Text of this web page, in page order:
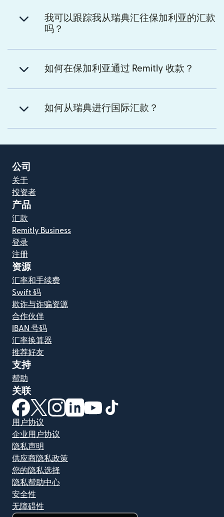
我可以跟踪我从瑞典汇往保加利亚的汇款
吗？
如何在保加利亚通过 Remitly 收款？
如何从瑞典进行国际汇款？
公司
关于
投资者
产品
汇款
Remitly Business
登录
注册
资源
汇率和手续费
Swift 码
欺诈与诈骗资源
合作伙伴
IBAN 号码
汇率换算器
推荐好友
支持
帮助
关联
（在新窗口中打开）
（在新窗口中打开）
（在新窗口中打开）
（在新窗口中打开）
（在新窗口中打开）
用户协议
企业用户协议
隐私声明
供应商隐私政策
您的隐私选择
隐私帮助中心
安全性
无障碍性